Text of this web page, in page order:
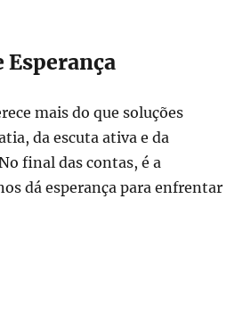
Esperança
mais do que soluções
da escuta ativa e da
final das contas, é a
dá esperança para enfrentar